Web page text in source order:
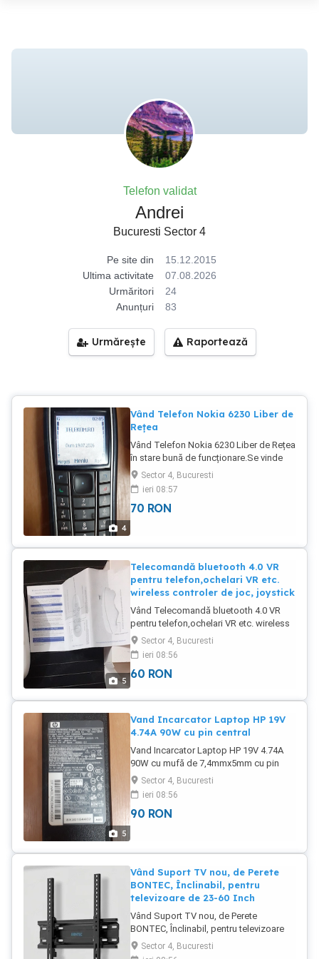
Telefon validat
Andrei
Bucuresti Sector 4
Pe site din
15.12.2015
Ultima activitate
07.08.2026
Urmăritori
24
Anunțuri
83
Urmărește Raportează
4
Vând Telefon Nokia 6230 Liber de
Rețea
Vând Telefon Nokia 6230 Liber de Rețea
în stare bună de funcționare.Se vinde
împreună cu încărcătorul original.Preț 70
Lei.Nu trimit în țară și nu răspund la
mesaje ,dacă vă interesează să l
cumpărați ,sunați-mă.
Sector 4, Bucuresti
ieri 08:57
70 RON
5
Telecomandă bluetooth 4.0 VR
pentru telefon,ochelari VR etc.
wireless controler de joc, joystick
Vând Telecomandă bluetooth 4.0 VR
pentru telefon,ochelari VR etc. wireless
controler de joc, joystick gamepad
wireless .Pentru sistem Android și IOS
prin comutare automată. Detaliile sunt în
poze.Preț 60 Lei.
Sector 4, Bucuresti
ieri 08:56
60 RON
5
Vand Incarcator Laptop HP 19V
4.74A 90W cu pin central
Vand Incarcator Laptop HP 19V 4.74A
90W cu mufă de 7,4mmx5mm cu pin
central.Pret 90 Lei.Nu trimit în țară.
Sector 4, Bucuresti
ieri 08:56
90 RON
Vând Suport TV nou, de Perete
BONTEC, Înclinabil, pentru
televizoare de 23-60 Inch
Vând Suport TV nou, de Perete
BONTEC, Înclinabil, pentru televizoare
de 23-60 Inch, design cu profil redus,
VESA maxim 400x400 mm, susține până
Sector 4, Bucuresti